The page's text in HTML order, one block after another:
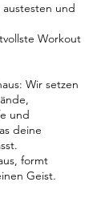
und
Workout
Wir setzen
und
deine
formt
Geist.